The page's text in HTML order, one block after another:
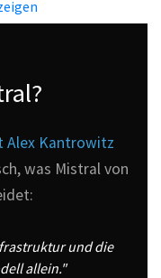
Alex Kantrowitz
was Mistral von
und die
allein."